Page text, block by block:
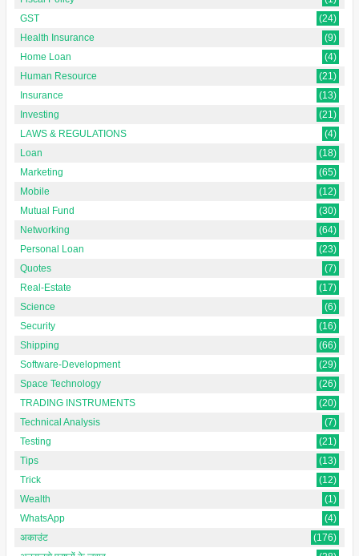
GST
(24)
Health Insurance
(9)
Home Loan
(4)
Human Resource
(21)
Insurance
(13)
Investing
(21)
LAWS & REGULATIONS
(4)
Loan
(18)
Marketing
(65)
Mobile
(12)
Mutual Fund
(30)
Networking
(64)
Personal Loan
(23)
Quotes
(7)
Real-Estate
(17)
Science
(6)
Security
(16)
Shipping
(66)
Software-Development
(29)
Space Technology
(26)
TRADING INSTRUMENTS
(20)
Technical Analysis
(7)
Testing
(21)
Tips
(13)
Trick
(12)
Wealth
(1)
WhatsApp
(4)
अकाउंट
(176)